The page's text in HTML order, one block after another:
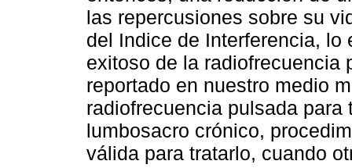
las repercusiones sobre su
del Indice de Interferencia, lo
exitoso de la radiofrecuencia
reportado en nuestro medio
radiofrecuencia pulsada
lumbosacro crónico,
válida para tratarlo, cuando